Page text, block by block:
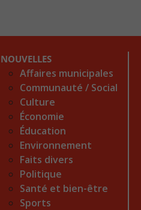
NOUVELLES
Affaires municipales
Communauté / Social
Culture
Économie
Éducation
Environnement
Faits divers
Politique
Santé et bien-être
Sports